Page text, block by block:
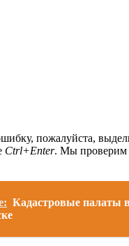
пожалуйста,
Ctrl+Enter. Мы проверим
Кадастровые палаты в